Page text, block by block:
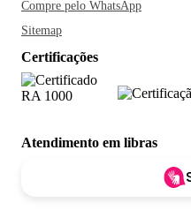
Compre pelo WhatsApp
Sitemap
Certificações
Atendimento em libras